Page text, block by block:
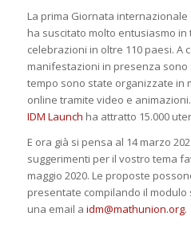
La prima Giornata internazionale
ha suscitato molto entusiasmo in
celebrazioni in oltre 110 paesi. A
manifestazioni in presenza
tempo sono state organizzate in
online tramite video e
IDM Launch ha attratto 15.000
E ora già si pensa al 14 marzo
suggerimenti per il vostro tema
maggio 2020. Le proposte
presentate compilando il modulo
una email a idm@mathunion.org.